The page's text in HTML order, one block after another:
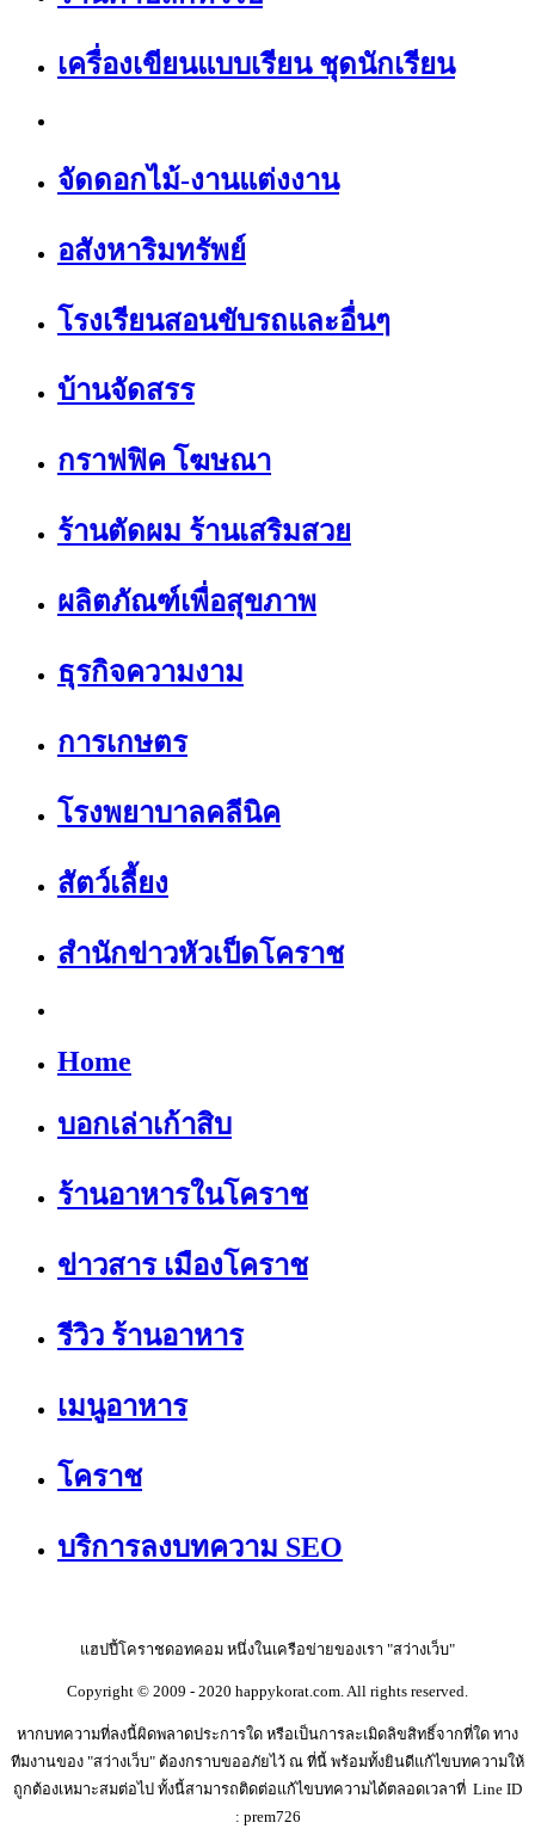
เครื่องเขียนแบบเรียน ชุดนักเรียน
จัดดอกไม้-งานแต่งงาน
อสังหาริมทรัพย์
โรงเรียนสอนขับรถและอื่นๆ
บ้านจัดสรร
กราฟฟิค โฆษณา
ร้านตัดผม ร้านเสริมสวย
ผลิตภัณฑ์เพื่อสุขภาพ
ธุรกิจความงาม
การเกษตร
โรงพยาบาลคลีนิค
สัตว์เลี้ยง
สำนักข่าวหัวเป็ดโคราช
Home
บอกเล่าเก้าสิบ
ร้านอาหารในโคราช
ข่าวสาร เมืองโคราช
รีวิว ร้านอาหาร
เมนูอาหาร
โคราช
บริการลงบทความ SEO
แฮปปี้โคราชดอทคอม หนึ่งในเครือข่ายของเรา "สว่างเว็บ"
Copyright © 2009 - 2020 happykorat.com. All rights reserved.
หากบทความที่ลงนี้ผิดพลาดประการใด หรือเป็นการละเมิดลิขสิทธิ์จากที่ใด ทาง
ทีมงานของ "สว่างเว็บ" ต้องกราบขออภัยไว้ ณ ที่นี้ พร้อมทั้งยินดีแก้ไขบทความให้
ถูกต้องเหมาะสมต่อไป ทั้งนี้สามารถติดต่อแก้ไขบทความได้ตลอดเวลาที่ Line ID
: prem726